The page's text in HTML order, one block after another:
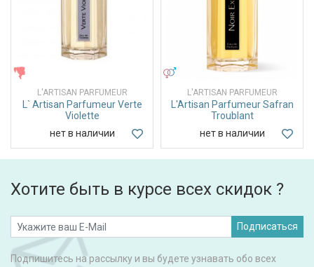
L'ARTISAN PARFUMEUR
L` Artisan Parfumeur Verte
Violette
нет в наличии
УНИСЕКС
L'ARTISAN PARFUMEUR
L'Artisan Parfumeur Safran
Troublant
нет в наличии
Хотите быть в курсе всех скидок ?
Подписаться
Подпишитесь на рассылку и вы будете узнавать обо всех